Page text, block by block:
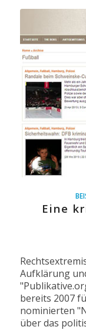
Eine
Aufklärung
bereits 2007
nominierten
über das